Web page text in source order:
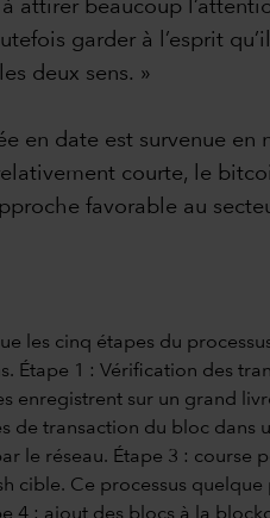
attirer beaucoup
garder à l’esprit
deux sens. »
en date est survenue
courte, le
favorable au